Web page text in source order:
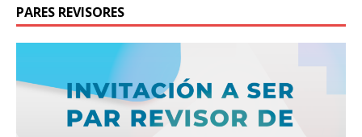
PARES REVISORES